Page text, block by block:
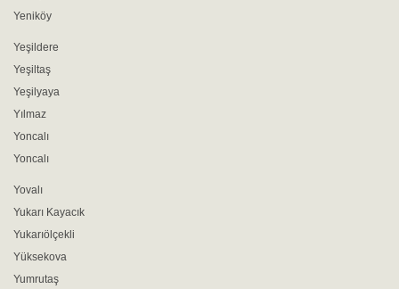
Yeniköy
Yeşildere
Yeşiltaş
Yeşilyaya
Yılmaz
Yoncalı
Yoncalı
Yovalı
Yukarı Kayacık
Yukarıölçekli
Yüksekova
Yumrutaş